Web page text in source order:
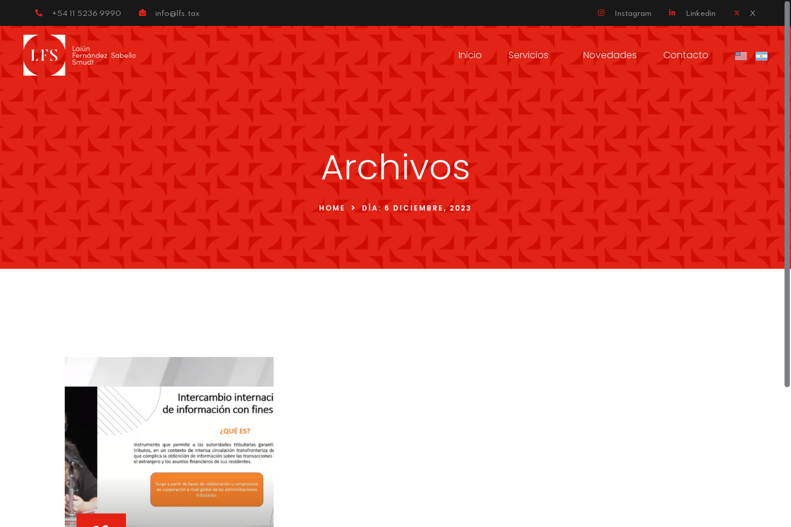
+54 11 5236 9990 info@lfs.tax Instagram Linkedin X
Inicio Servicios Novedades Contacto
Archivos
HOME DÍA:6 DICIEMBRE, 2023